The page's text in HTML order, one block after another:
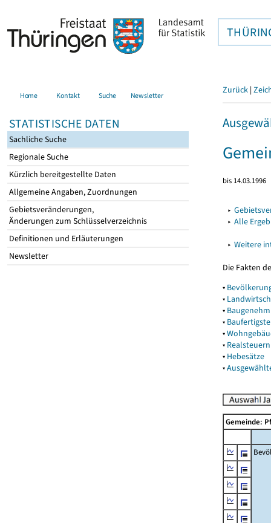
Home Kontakt Suche Newsletter
STATISTISCHE DATEN
Sachliche Suche
Regionale Suche
Kürzlich bereitgestellte Daten
Allgemeine Angaben, Zuordnungen
Gebietsveränderungen,
Änderungen zum Schlüsselverzeichnis
Definitionen und Erläuterungen
Newsletter
Zurück |
bis 14.03.1996
▸
▸ Alle
▸ Weitere
Die Fakten
▾
▾
▾
▾
▾
▾ Realsteuern
▾ Hebesätze
▾
Gemeinde: